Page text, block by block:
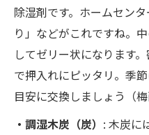
除湿剤です。ホームセン
り」などがこれですね。
してゼリー状になります
で押入れにピッタリ​。季
目安に交換しましょう（
・調湿木炭（炭） : 木炭に